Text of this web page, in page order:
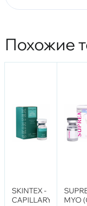
Похожие
SKINTEX -
CAPILLARY
MYO